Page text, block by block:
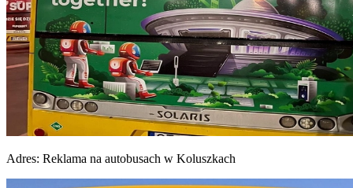
Adres: Reklama na autobusach w Koluszkach